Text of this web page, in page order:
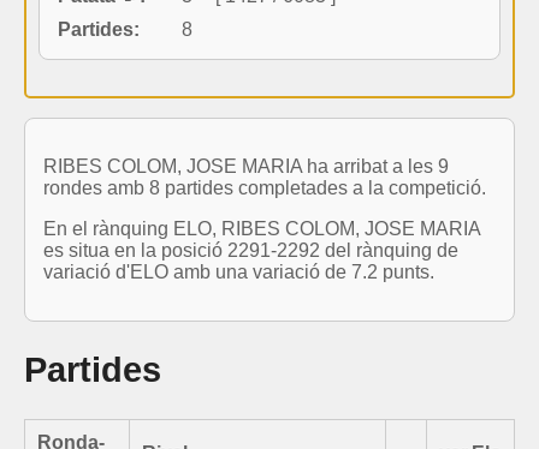
Partides:
8
RIBES COLOM, JOSE MARIA ha arribat a les 9
rondes amb 8 partides completades a la competició.
En el rànquing ELO, RIBES COLOM, JOSE MARIA
es situa en la posició 2291-2292 del rànquing de
variació d'ELO amb una variació de 7.2 punts.
Partides
Ronda-